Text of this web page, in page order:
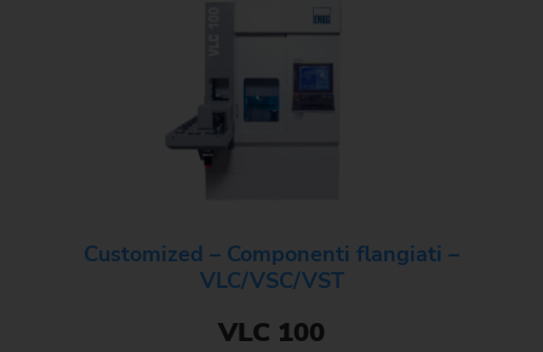
Customized – Componenti flangiati –
VLC/VSC/VST
VLC 100